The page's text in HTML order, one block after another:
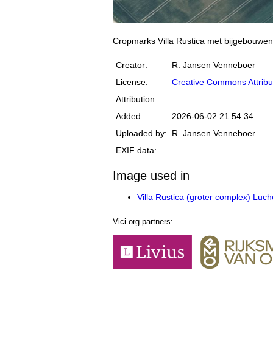
Cropmarks Villa Rustica met
Creator:
R. Jansen Venneboer
License:
Creative Commons
Attribution:
Added:
2026-06-02 21:54:34
Uploaded by:
R. Jansen Venneboer
EXIF data:
Image used in
Villa Rustica (groter complex)
Vici.org partners: